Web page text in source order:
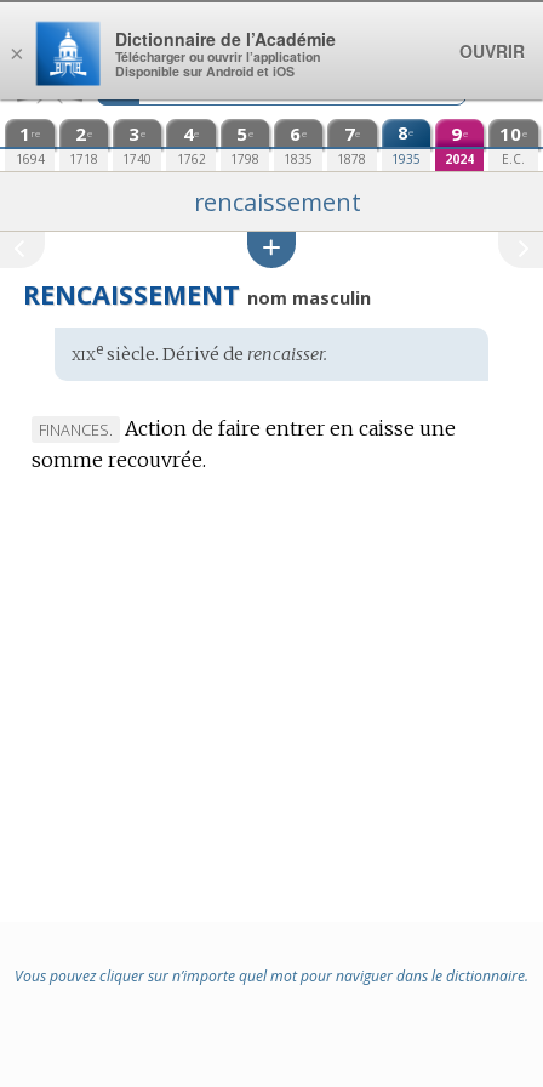
Aller au contenu
1 re
1694
2e
1718
3e
1740
4e
1762
5e
1798
6e
1835
7e
1878
8e
1935
9e
2024
10e
E.C.
rencaissement
RENCAISSEMENT nom masculin
Étymologie
:
xixesiècle. Dérivé de rencaisser.
MARQUE
DE
FINANCES.
Action de faire entrer en caisse une
somme recouvrée.
Vous pouvez cliquer sur n’importe quel mot pour naviguer dans le dictionnaire.
×
Dictionnaire de l’Académie
Télécharger ou ouvrir l’application
Disponible sur Android et iOS
OUVRIR